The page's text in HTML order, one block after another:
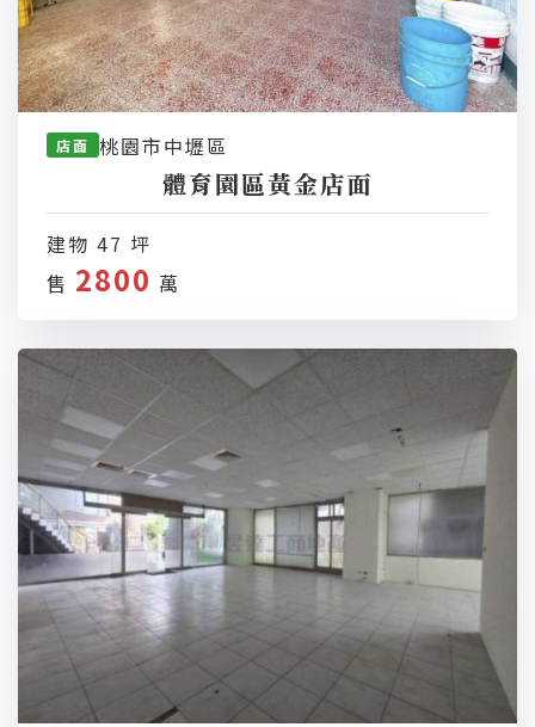
店面 桃園市中壢區
體育園區黃金店面
建物 47 坪
售 2800 萬